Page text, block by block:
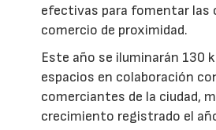
efectivas para fomentar las
comercio de proximidad.
Este año se iluminarán 130
espacios en colaboración
comerciantes de la ciudad,
crecimiento registrado el